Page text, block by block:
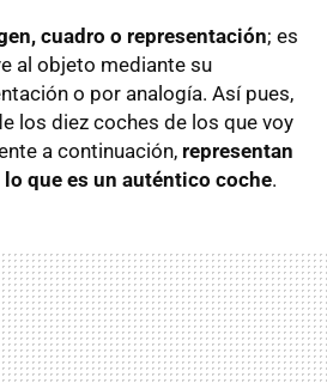
cuadro o representación; es
al objeto mediante su
o por analogía. Así pues,
los diez coches de los que voy
a continuación, representan
que es un auténtico coche.